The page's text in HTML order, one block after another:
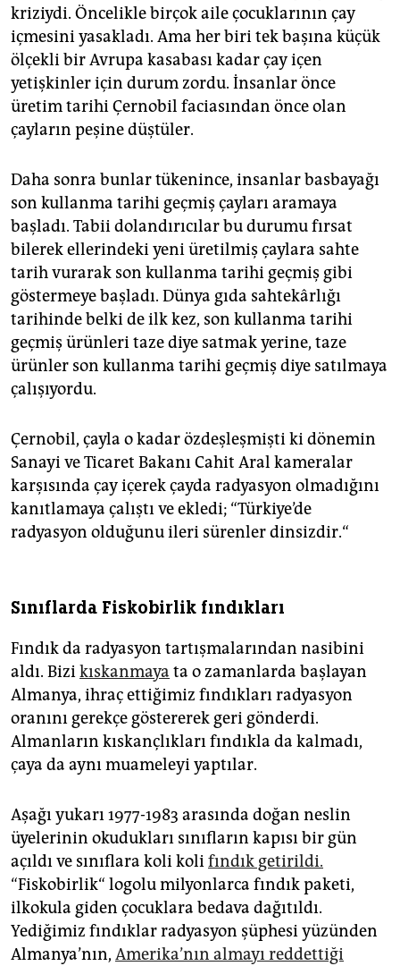
kriziydi. Öncelikle birçok aile çocuklarının çay
içmesini yasakladı. Ama her biri tek başına küçük
ölçekli bir Avrupa kasabası kadar çay içen
yetişkinler için durum zordu. İnsanlar önce
üretim tarihi Çernobil faciasından önce olan
çayların peşine düştüler.
Daha sonra bunlar tükenince, insanlar basbayağı
son kullanma tarihi geçmiş çayları aramaya
başladı. Tabii dolandırıcılar bu durumu fırsat
bilerek ellerindeki yeni üretilmiş çaylara sahte
tarih vurarak son kullanma tarihi geçmiş gibi
göstermeye başladı. Dünya gıda sahtekârlığı
tarihinde belki de ilk kez, son kullanma tarihi
geçmiş ürünleri taze diye satmak yerine, taze
ürünler son kullanma tarihi geçmiş diye satılmaya
çalışıyordu.
Çernobil, çayla o kadar özdeşleşmişti ki dönemin
Sanayi ve Ticaret Bakanı Cahit Aral kameralar
karşısında çay içerek çayda radyasyon olmadığını
kanıtlamaya çalıştı ve ekledi; “Türkiye’de
radyasyon olduğunu ileri sürenler dinsizdir.“
Sınıflarda Fiskobirlik fındıkları
Fındık da radyasyon tartışmalarından nasibini
aldı. Bizikıskanmaya ta o zamanlarda başlayan
Almanya, ihraç ettiğimiz fındıkları radyasyon
oranını gerekçe göstererek geri gönderdi.
Almanların kıskançlıkları fındıkla da kalmadı,
çaya da aynı muameleyi yaptılar.
Aşağı yukarı 1977-1983 arasında doğan neslin
üyelerinin okudukları sınıfların kapısı bir gün
açıldı ve sınıflara koli kolifındık getirildi.
“Fiskobirlik“ logolu milyonlarca fındık paketi,
ilkokula giden çocuklara bedava dağıtıldı.
Yediğimiz fındıklar radyasyon şüphesi yüzünden
Almanya’nın, Amerika’nın almayı reddettiği